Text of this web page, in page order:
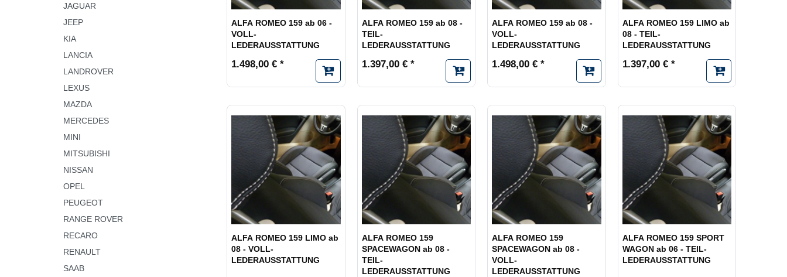
JAGUAR
JEEP
KIA
LANCIA
LANDROVER
LEXUS
MAZDA
MERCEDES
MINI
MITSUBISHI
NISSAN
OPEL
PEUGEOT
RANGE ROVER
RECARO
RENAULT
SAAB
ALFA ROMEO 159 ab 06 -
VOLL-
LEDERAUSSTATTUNG
1.498,00 € *
ALFA ROMEO 159 ab 08 -
TEIL-
LEDERAUSSTATTUNG
1.397,00 € *
ALFA ROMEO 159 ab 08 -
VOLL-
LEDERAUSSTATTUNG
1.498,00 € *
ALFA ROMEO 159 LIMO ab
08 - TEIL-
LEDERAUSSTATTUNG
1.397,00 € *
ALFA ROMEO 159 LIMO ab
08 - VOLL-
LEDERAUSSTATTUNG
ALFA ROMEO 159
SPACEWAGON ab 08 -
TEIL-
LEDERAUSSTATTUNG
ALFA ROMEO 159
SPACEWAGON ab 08 -
VOLL-
LEDERAUSSTATTUNG
ALFA ROMEO 159 SPORT
WAGON ab 06 - TEIL-
LEDERAUSSTATTUNG